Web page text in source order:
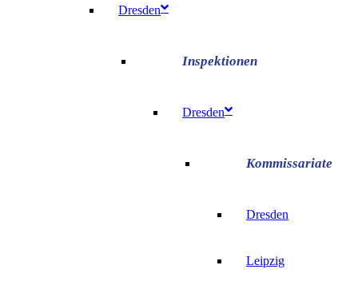
Dresden
Dresden
Dresden
Leipzig